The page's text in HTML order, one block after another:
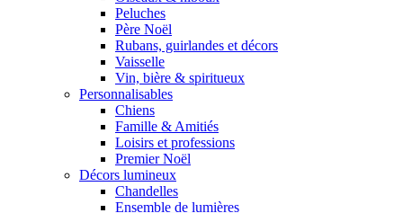
Peluches
Père Noël
Rubans, guirlandes et décors
Vaisselle
Vin, bière & spiritueux
Personnalisables
Chiens
Famille & Amitiés
Loisirs et professions
Premier Noël
Décors lumineux
Chandelles
Ensemble de lumières